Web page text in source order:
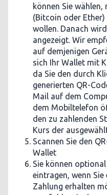
können Sie
(Bitcoin oder Ether)
wollen. Danach
angezeigt. Wir
auf demjenigen
sich Ihr Wallet mit
da Sie den durch
generierten QR-
Mail auf dem
dem Mobiltelefon
den zu zahlenden
Kurs der
Scannen Sie den
Wallet
Sie können
eintragen, wenn
Zahlung erhalten